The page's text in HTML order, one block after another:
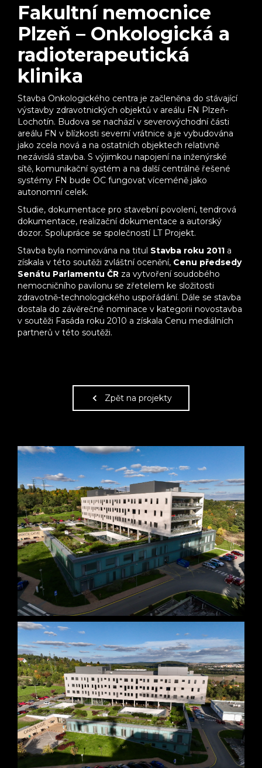
Fakultní nemocnice
Plzeň – Onkologická a
radioterapeutická
klinika
Stavba Onkologického centra je začleněna do stávající
výstavby zdravotnických objektů v areálu FN Plzeň-
Lochotín. Budova se nachází v severovýchodní části
areálu FN v blízkosti severní vrátnice a je vybudována
jako zcela nová a na ostatních objektech relativně
nezávislá stavba. S výjimkou napojení na inženýrské
sítě, komunikační systém a na další centrálně řešené
systémy FN bude OC fungovat víceméně jako
autonomní celek.
Studie, dokumentace pro stavební povolení, tendrová
dokumentace, realizační dokumentace a autorský
dozor. Spolupráce se společností LT Projekt.
Stavba byla nominována na titul Stavba roku 2011 a
získala v této soutěži zvláštní ocenění, Cenu předsedy
Senátu Parlamentu ČR za vytvoření soudobého
nemocničního pavilonu se zřetelem ke složitosti
zdravotně-technologického uspořádání. Dále se stavba
dostala do závěrečné nominace v kategorii novostavba
v soutěži Fasáda roku 2010 a získala Cenu mediálních
partnerů v této soutěži.
Zpět na projekty